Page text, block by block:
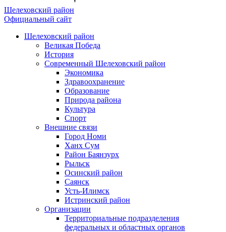
Шелеховский район
Официальный сайт
Шелеховский район
Великая Победа
История
Современный Шелеховский район
Экономика
Здравоохранение
Образование
Природа района
Культура
Спорт
Внешние связи
Город Номи
Ханх Сум
Район Баянзурх
Рыльск
Осинский район
Саянск
Усть-Илимск
Истринский район
Организации
Территориальные подразделения
федеральных и областных органов